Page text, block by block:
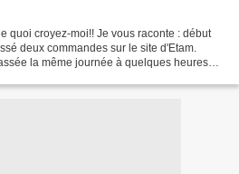
quoi croyez-moi!! Je vous raconte : début
deux commandes sur le site d'Etam.
la même journée à quelques heures